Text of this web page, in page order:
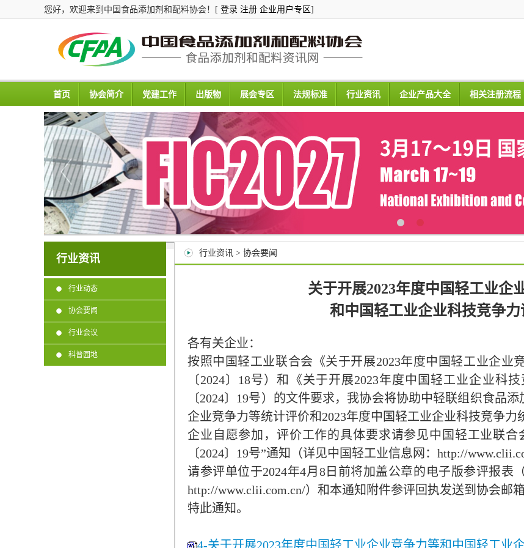
您好，欢迎来到中国食品添加剂和配料协会！[ 登录 注册 企业用户专区]
首页 协会简介 党建工作 出版物 展会专区 法规标准 行业资讯 企业产品大全 相关注册流程
行业资讯
行业动态
协会要闻
行业会议
科普园地
行业资讯 > 协会要闻
关于开展2023年度中国轻工业企
和中国轻工业企业科技竞争力
各有关企业：
按照中国轻工业联合会《关于开展2023年度中国轻工业企业
〔 2024〕 18号）和《关于开展2023年度中国轻工业企业科
〔2024〕 19号）的文件要求，我协会将协助中轻联组织食品添
企业竞争力等统计评价和2023年度中国轻工业企业科技竞争力
企业自愿参加，评价工作的具体要求请参见中国轻工业联合
〔2024〕 19号”通知（详见中国轻工业信息网： http://
请参评单位于2024年4月 8日前将加盖公章的电子版参评报表
http://www.clii.com.cn/）和本通知附件参评回执发送到协会邮箱
特此通知。
4-关于开展2023年度中国轻工业企业竞争力等和中国轻工业